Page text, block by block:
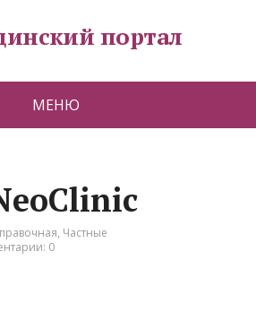
портал
МЕНЮ
, Частные
0